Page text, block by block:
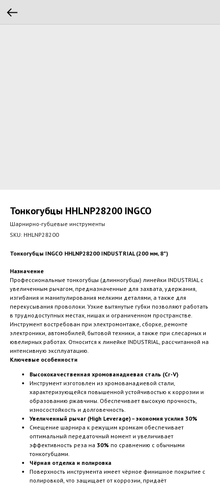
Тонкогубцы HHLNP28200 INGCO
Шарнирно-губцевые инструменты
SKU: HHLNP28200
Тонкогубцы INGCO HHLNP28200 INDUSTRIAL (200 мм, 8")
Назначение
Профессиональные тонкогубцы (длинногубцы) линейки INDUSTRIAL с
увеличенным рычагом, предназначенные для захвата, удержания,
изгибания и манипулирования мелкими деталями, а также для
перекусывания проволоки. Узкие вытянутые губки позволяют работать
в труднодоступных местах, нишах и ограниченном пространстве.
Инструмент востребован при электромонтаже, сборке, ремонте
электроники, автомобилей, бытовой техники, а также при слесарных и
ювелирных работах. Относится к линейке INDUSTRIAL, рассчитанной на
интенсивную эксплуатацию.
Ключевые особенности
Высококачественная хромованадиевая сталь (Cr-V)
Инструмент изготовлен из хромованадиевой стали,
характеризующейся повышенной устойчивостью к коррозии и
образованию ржавчины. Обеспечивает высокую прочность,
износостойкость и долговечность.
Увеличенный рычаг (High Leverage) – экономия усилия 30%
Смещение шарнира к режущим кромкам обеспечивает
оптимальный передаточный момент и увеличивает
эффективность реза на 30% по сравнению с обычными
тонкогубцами.
Чёрная отделка и полировка
Поверхность инструмента имеет чёрное финишное покрытие с
полировкой, что защищает от коррозии, придаёт